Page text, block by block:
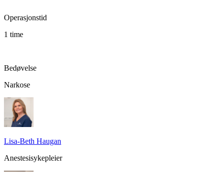
Operasjonstid
1 time
Bedøvelse
Narkose
Lisa-Beth Haugan
Anestesisykepleier